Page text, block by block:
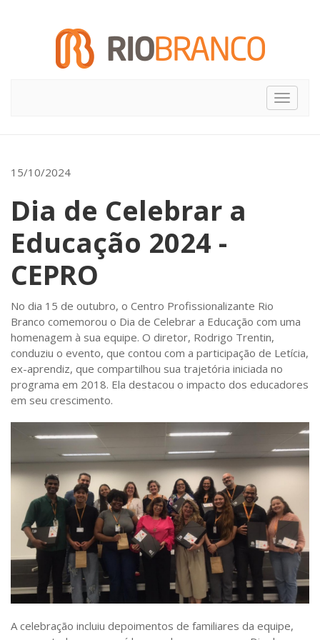
Toggle
15/10/2024
Dia de Celebrar a
Educação 2024 -
CEPRO
No dia 15 de outubro, o Centro Profissionalizante Rio
Branco comemorou o Dia de Celebrar a Educação com uma
homenagem à sua equipe. O diretor, Rodrigo Trentin,
conduziu o evento, que contou com a participação de Letícia,
ex-aprendiz, que compartilhou sua trajetória iniciada no
programa em 2018. Ela destacou o impacto dos educadores
em seu crescimento.
A celebração incluiu depoimentos de familiares da equipe,